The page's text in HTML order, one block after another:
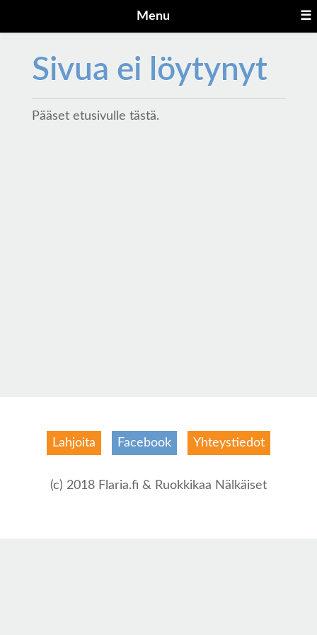
Menu ☰
Sivua ei löytynyt
Pääset etusivulle tästä.
Lahjoita Facebook Yhteystiedot
(c) 2018 Flaria.fi & Ruokkikaa Nälkäiset